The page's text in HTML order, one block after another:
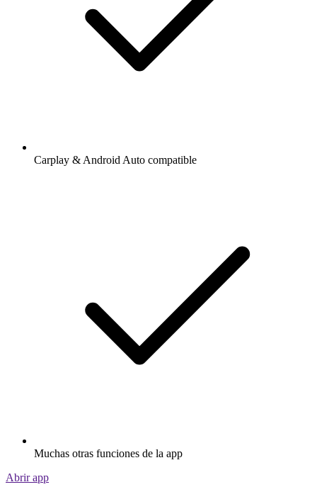
Carplay & Android Auto compatible
Muchas otras funciones de la app
Abrir app